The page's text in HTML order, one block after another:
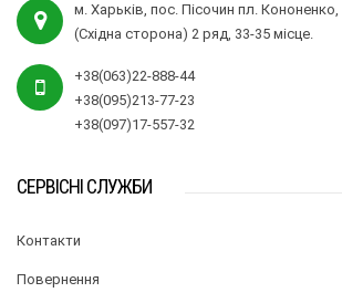
м. Харьків, пос. Пісочин пл.
(Східна сторона) 2 ряд, 33-35 місце.
+38(063)22-888-44
+38(095)213-77-23
+38(097)17-557-32
СЕРВІСНІ СЛУЖБИ
Контакти
Повернення